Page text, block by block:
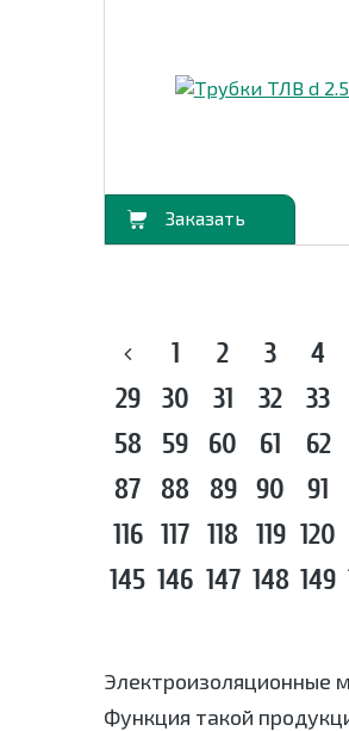
В корзину
1 2 3 4
29
30 31 32 33
58
59 60 61 62
87
88 89 90 91
116 117 118 119 120
145 146 147 148 149
Электроизоляционные
Функция такой